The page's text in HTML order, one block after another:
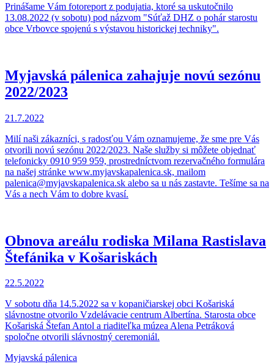
Prinášame Vám fotoreport z podujatia, ktoré sa uskutočnilo
13.08.2022 (v sobotu) pod názvom "Súťaž DHZ o pohár starostu
obce Vrbovce spojenú s výstavou historickej techniky".
Myjavská pálenica zahajuje novú sezónu
2022/2023
21.7.2022
Milí naši zákazníci, s radosťou Vám oznamujeme, že sme pre Vás
otvorili novú sezónu 2022/2023. Naše služby si môžete objednať
telefonicky 0910 959 959, prostredníctvom rezervačného formulára
na našej stránke www.myjavskapalenica.sk, mailom
palenica@myjavskapalenica.sk alebo sa u nás zastavte. Tešíme sa na
Vás a nech Vám to dobre kvasí.
Obnova areálu rodiska Milana Rastislava
Štefánika v Košariskách
22.5.2022
V sobotu dňa 14.5.2022 sa v kopaničiarskej obci Košariská
slávnostne otvorilo Vzdelávacie centrum Albertína. Starosta obce
Košariská Štefan Antol a riaditeľka múzea Alena Petráková
spoločne otvorili slávnostný ceremoniál.
Myjavská pálenica